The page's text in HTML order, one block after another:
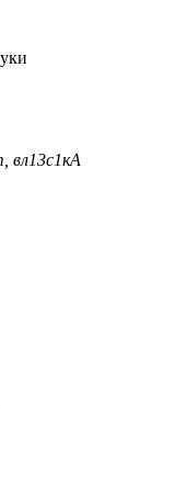
вл13с1кА